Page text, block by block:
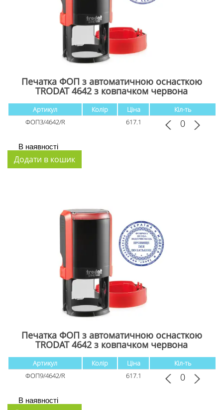
Печатка ФОП з автоматичною оснасткою
TRODAT 4642 з ковпачком червона
Артикул Колір Ціна
Кіл-ть
ФОП3/4642/R
617.1
В наявності
Печатка ФОП з автоматичною оснасткою
TRODAT 4642 з ковпачком червона
Артикул Колір Ціна
Кіл-ть
ФОП9/4642/R
617.1
В наявності